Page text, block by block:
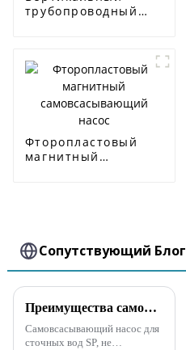
трубопроводный
Фторопластовый
магнитный
Сопутствующий Блог
Преимущества самовсасывающего канализационного насоса серии SP
Самовсасывающий насос для
сточных вод SP, не